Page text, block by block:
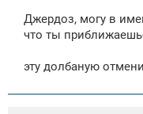
б
щ
и
Джердоз, могу в
что ты
эту долбаную